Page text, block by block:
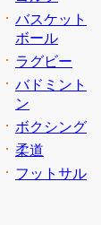
バスケット
ボール
ラグビー
バドミント
ン
ボクシング
柔道
フットサル